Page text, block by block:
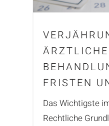
FRISTEN
Das Wichtigste
Rechtliche